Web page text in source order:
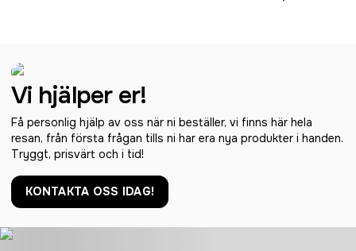
Vi hjälper er!
Få personlig hjälp av oss när ni beställer, vi finns här hela
resan, från första frågan tills ni har era nya produkter i handen.
Tryggt, prisvärt och i tid!
KONTAKTA OSS IDAG!